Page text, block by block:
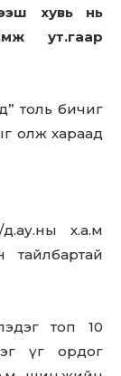
хувь нь
ут.гаар
толь бичиг
олж хараад
х.а.м
тайлбартай
топ 10
үг ордог